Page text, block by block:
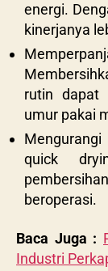
energi.
kinerjanya
rutin dapat
umur pakai
quick
beroperasi.
Baca Juga :
Industri